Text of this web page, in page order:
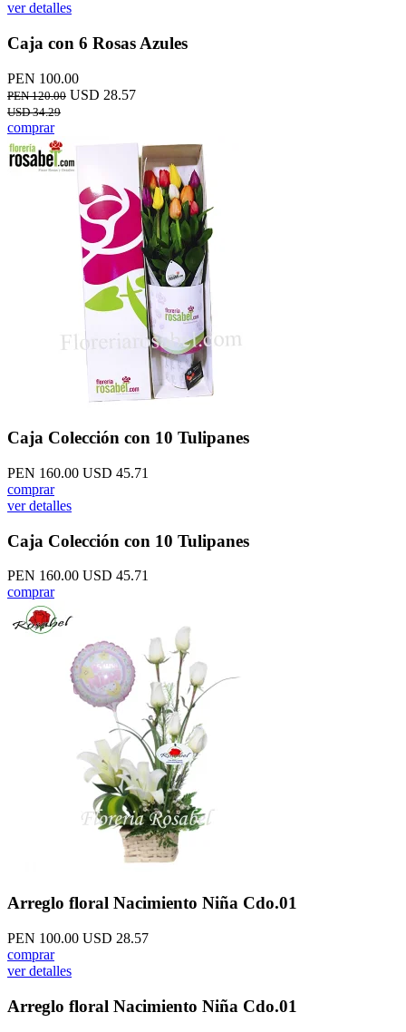
ver detalles
Caja con 6 Rosas Azules
PEN 100.00
PEN 120.00 USD 28.57
USD 34.29
comprar
Caja Colección con 10 Tulipanes
PEN 160.00 USD 45.71
comprar
ver detalles
Caja Colección con 10 Tulipanes
PEN 160.00 USD 45.71
comprar
Arreglo floral Nacimiento Niña Cdo.01
PEN 100.00 USD 28.57
comprar
ver detalles
Arreglo floral Nacimiento Niña Cdo.01